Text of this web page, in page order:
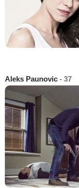
Aleks Paunovic - 37